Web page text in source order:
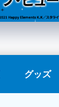
グッズ